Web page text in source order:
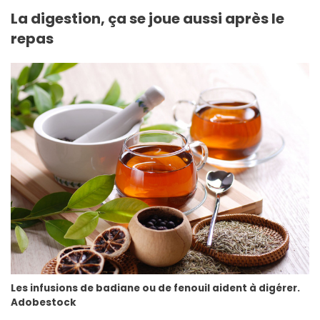
La digestion, ça se joue aussi après le
repas
Les infusions de badiane ou de fenouil aident à digérer.
Adobestock